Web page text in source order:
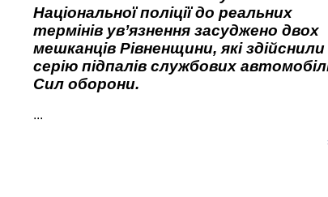
Національної поліції до реальних
термінів ув’язнення засуджено двох
мешканців Рівненщини, які здійснили
серію підпалів службових
Сил оборони.
...